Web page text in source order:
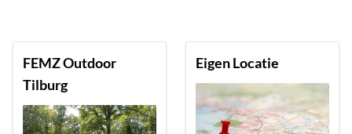
FEMZ Outdoor
Tilburg
Eigen Locatie